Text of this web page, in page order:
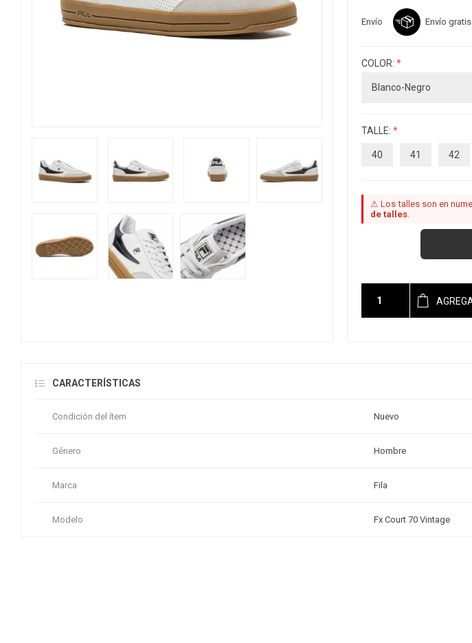
Envío Envío gratis
COLOR: *
TALLE: *
40 41 42
⚠ Los talles son en
de talles.
CARACTERÍSTICAS
Condición del ítem Nuevo
Género Hombre
Marca Fila
Modelo Fx Court 70 Vintage